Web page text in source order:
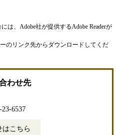
は、Adobe社が提供するAdobe Readerが
のリンク先からダウンロードしてくだ
わせ先
23-6537
はこちら